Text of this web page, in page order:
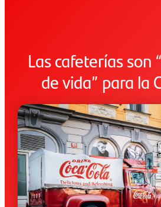
Las cafeterías son
de vida” para la